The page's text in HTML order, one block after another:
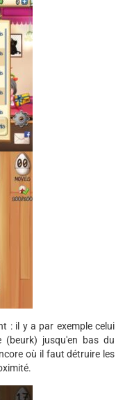
: il y a par exemple celui
jusqu'en bas du
où il faut détruire les